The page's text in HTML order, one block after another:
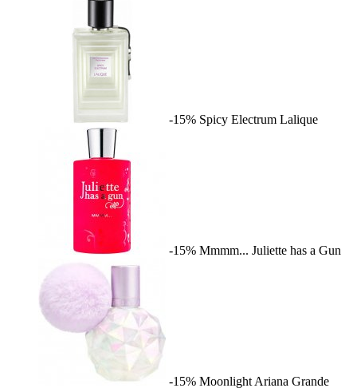
-15% Spicy Electrum Lalique
-15% Mmmm... Juliette has a Gun
-15% Moonlight Ariana Grande